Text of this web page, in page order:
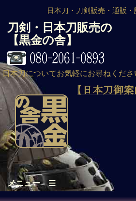
日本刀・刀剣販売・通販
刀剣・日本刀販売の
【黒金の舎】
日本刀についてお気軽にお尋ねくださ
メニュー≡